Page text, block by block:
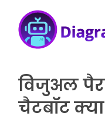
विजुअल
चैटबॉट